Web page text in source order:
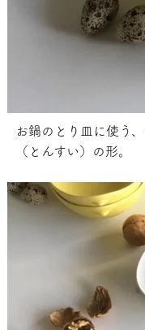
お鍋のとり皿に使う
（とんすい）の形。